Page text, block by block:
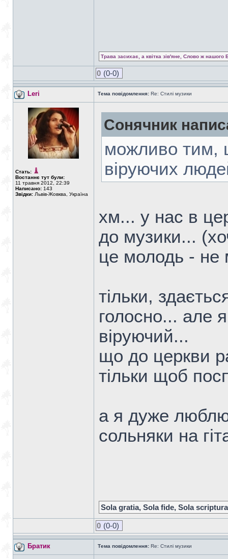
Трава засихає, а квітка зів'яне, Слово ж нашого
0 (0-0)
Leri Тема повідомлення: Re: Стилі музики
Стать:
Востаннє тут були:
11 травня 2012, 22:39
Написано: 143
Звідки: Львів-Жовква, Україна
Сонячник
можливо тим,
віруючих
хм... у нас в
до музики...
це молодь - не
тільки,
голосно... але
віруючий...
що до церкви
тільки щоб
а я дуже
сольняки на
Sola gratia, Sola fide, Sola scriptura
0 (0-0)
Братик Тема повідомлення: Re: Стилі музики